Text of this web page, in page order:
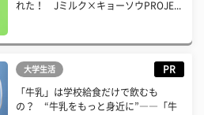
れた！ Jミルク×キョーソウPROJE...
大学生活 PR
「牛乳」は学校給食だけで飲むも
の？ “牛乳をもっと身近に”――「牛